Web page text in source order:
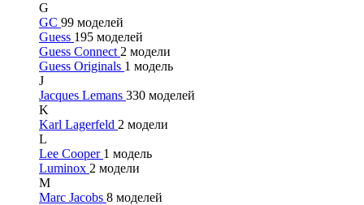
G
GC 99 моделей
Guess 195 моделей
Guess Connect 2 модели
Guess Originals 1 модель
J
Jacques Lemans 330 моделей
K
Karl Lagerfeld 2 модели
L
Lee Cooper 1 модель
Luminox 2 модели
M
Marc Jacobs 8 моделей